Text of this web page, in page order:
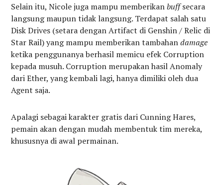
Selain itu, Nicole juga mampu memberikanbuffsecara
langsung maupun tidak langsung. Terdapat salah satu
Disk Drives (setara dengan Artifact di Genshin / Relic di
Star Rail) yang mampu memberikan tambahandamage
ketika penggunanya berhasil memicu efek Corruption
kepada musuh. Corruption merupakan hasil Anomaly
dari Ether, yang kembali lagi, hanya dimiliki oleh dua
Agent saja.
Apalagi sebagai karakter gratis dari Cunning Hares,
pemain akan dengan mudah membentuk tim mereka,
khususnya di awal permainan.